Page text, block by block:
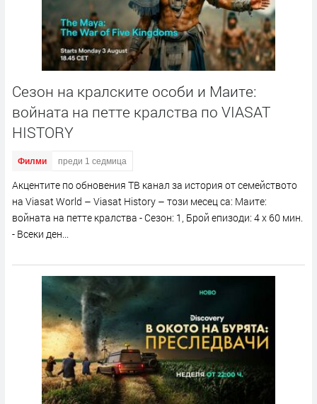
Сезон на кралските особи и Маите:
войната на петте кралства по VIASAT
HISTORY
Филми преди 1 седмица
Акцентите по обновения ТВ канал за история от семейството
на Viasat World – Viasat History – този месец са: Маите:
войната на петте кралства - Сезон: 1, Брой епизоди: 4 x 60 мин.
- Всеки ден...